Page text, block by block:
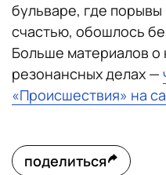
бульваре, где порывы
счастью, обошлось
Больше материалов о
резонансных делах —
«Происшествия» на
поделиться